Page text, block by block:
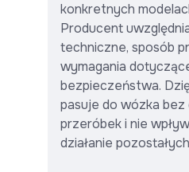
konkretnych
Producent
techniczne, sposób
wymagania
bezpieczeństwa.
pasuje do wózka
przeróbek i nie
działanie